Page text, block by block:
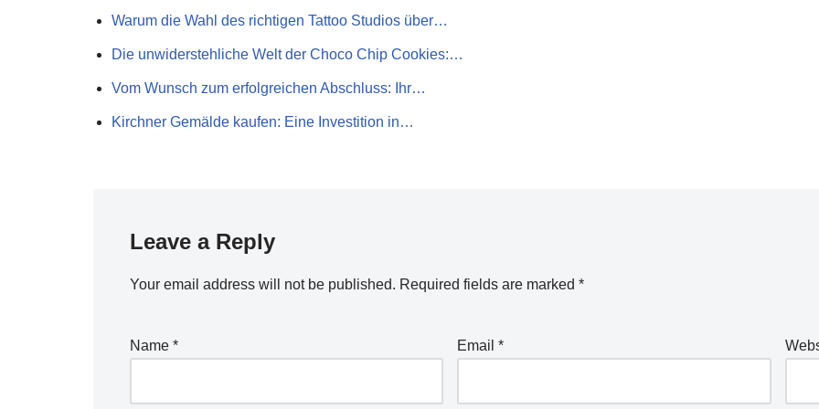
Warum die Wahl des richtigen Tattoo Studios über…
Die unwiderstehliche Welt der Choco Chip Cookies:…
Vom Wunsch zum erfolgreichen Abschluss: Ihr…
Kirchner Gemälde kaufen: Eine Investition in…
Leave a Reply
Your email address will not be published. Required fields are marked *
Name * Email*